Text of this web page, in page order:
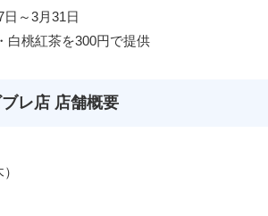
～3月31日
白桃紅茶を300円で提供
レ店 店舗概要